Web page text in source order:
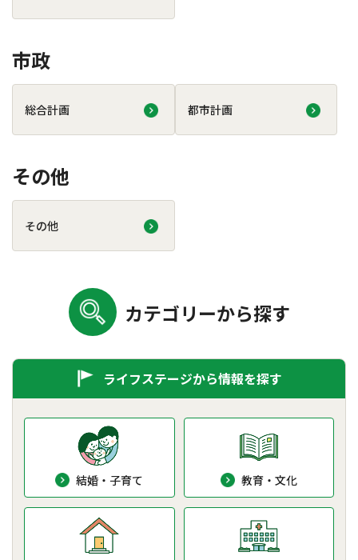
市政
総合計画 都市計画
その他
その他
カテゴリーから探す
ライフステージから情報を探す
結婚・子育て 教育・文化